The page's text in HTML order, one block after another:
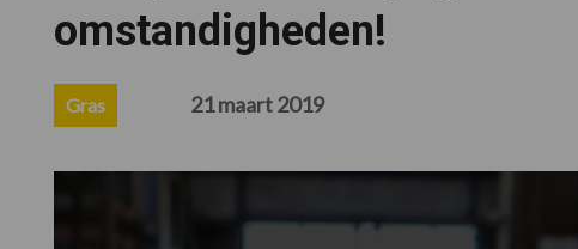
omstandigheden!
Gras 21 maart 2019